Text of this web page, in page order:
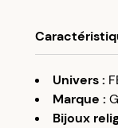
Univers:
Marque :
Bijoux